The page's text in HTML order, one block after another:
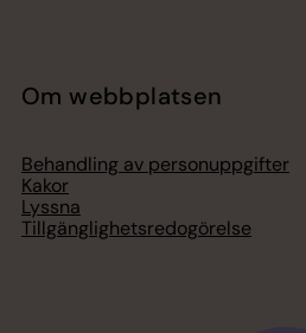
Om webbplatsen
Behandling av personuppgifter
Kakor
Lyssna
Tillgänglighetsredogörelse